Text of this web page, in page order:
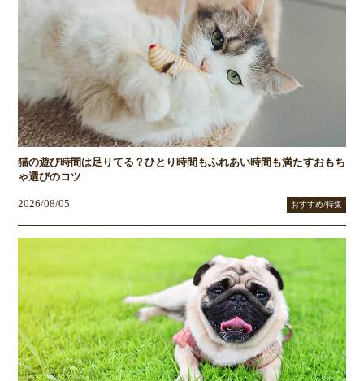
猫の遊び時間は足りてる？ひとり時間もふれあい時間も満たすおもち
ゃ選びのコツ
2026/08/05 おすすめ/特集